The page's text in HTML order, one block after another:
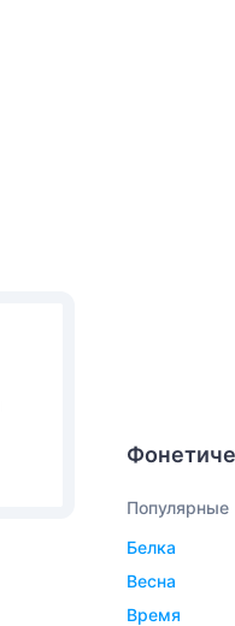
Популярные
белка
весна
время